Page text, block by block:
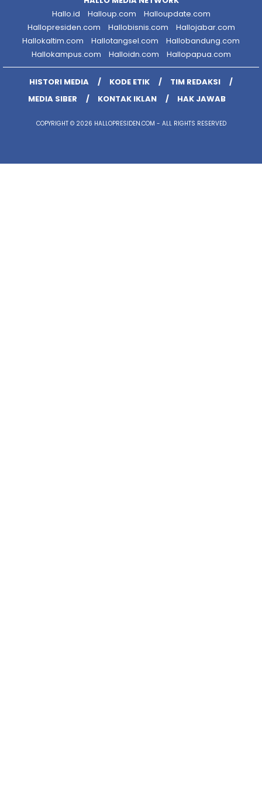
Hallo.id
Halloup.com
Halloupdate.com
Hallopresiden.com
Hallobisnis.com
Hallojabar.com
Hallokaltim.com
Hallotangsel.com
Hallobandung.com
Hallokampus.com
Halloidn.com Hallopapua.com
HISTORI MEDIA KODE ETIK
TIM REDAKSI
MEDIA SIBER
KONTAK IKLAN HAK JAWAB
COPYRIGHT © 2026 HALLOPRESIDEN.COM - ALL RIGHTS RESERVED